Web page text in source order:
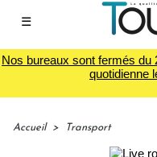
☰
Nos bureaux sont fermés du
quotidienne
Accueil > Transport